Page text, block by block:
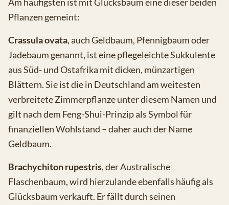
Pflanzen gemeint:
Crassula ovata, auch Geldbaum, Pfennigbaum oder
Jadebaum genannt, ist eine pflegeleichte Sukkulente
aus Süd- und Ostafrika mit dicken, münzartigen
Blättern. Sie ist die in Deutschland am weitesten
verbreitete Zimmerpflanze unter diesem Namen und
gilt nach dem Feng-Shui-Prinzip als Symbol für
finanziellen Wohlstand – daher auch der Name
Geldbaum.
Brachychiton rupestris, der Australische
Flaschenbaum, wird hierzulande ebenfalls häufig als
Glücksbaum verkauft. Er fällt durch seinen